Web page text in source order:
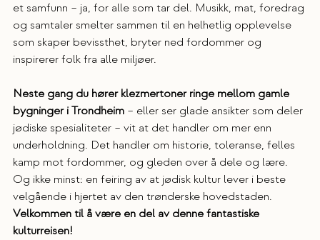
et samfunn – ja, for alle som tar del. Musikk, mat, foredrag
og samtaler smelter sammen til en helhetlig opplevelse
som skaper bevissthet, bryter ned fordommer og
inspirerer folk fra alle miljøer.
Neste gang du hører klezmertoner ringe mellom gamle
bygninger i Trondheim – eller ser glade ansikter som deler
jødiske spesialiteter – vit at det handler om mer enn
underholdning. Det handler om historie, toleranse, felles
kamp mot fordommer, og gleden over å dele og lære.
Og ikke minst: en feiring av at jødisk kultur lever i beste
velgående i hjertet av den trønderske hovedstaden.
Velkommen til å være en del av denne fantastiske
kulturreisen!